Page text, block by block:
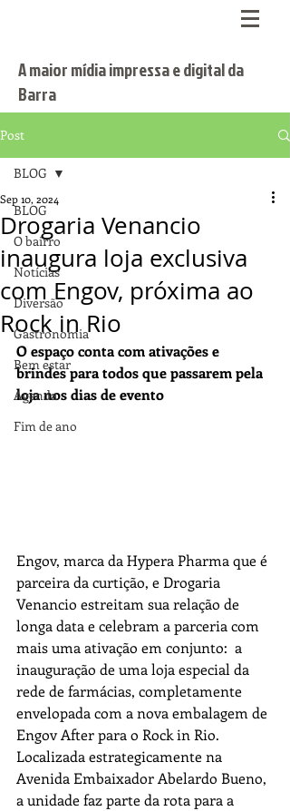
A maior mídia impressa e digital da
Barra
Post
BLOG
O bairro
Notícias
Diversão
Gastronomia
Bem estar
Agenda
Fim de ano
BLOG
Drogaria Venancio
inaugura loja exclusiva
com Engov, próxima ao
Rock in Rio
Sep 10, 2024
O espaço conta com ativações e
brindes para todos que passarem pela
loja nos dias de evento
Engov, marca da Hypera Pharma que é
parceira da curtição, e Drogaria
Venancio estreitam sua relação de
longa data e celebram a parceria com
mais uma ativação em conjunto:  a
inauguração de uma loja especial da
rede de farmácias, completamente
envelopada com a nova embalagem de
Engov After para o Rock in Rio.
Localizada estrategicamente na
Avenida Embaixador Abelardo Bueno,
a unidade faz parte da rota para a